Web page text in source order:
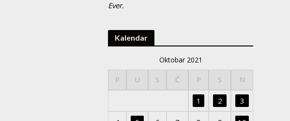
Ever.
Kalendar
Oktobar 2021
P U S Č P S N
1 2 3